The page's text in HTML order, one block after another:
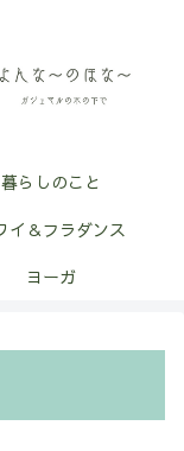
暮らしのこと
イ＆フラダンス
ヨーガ